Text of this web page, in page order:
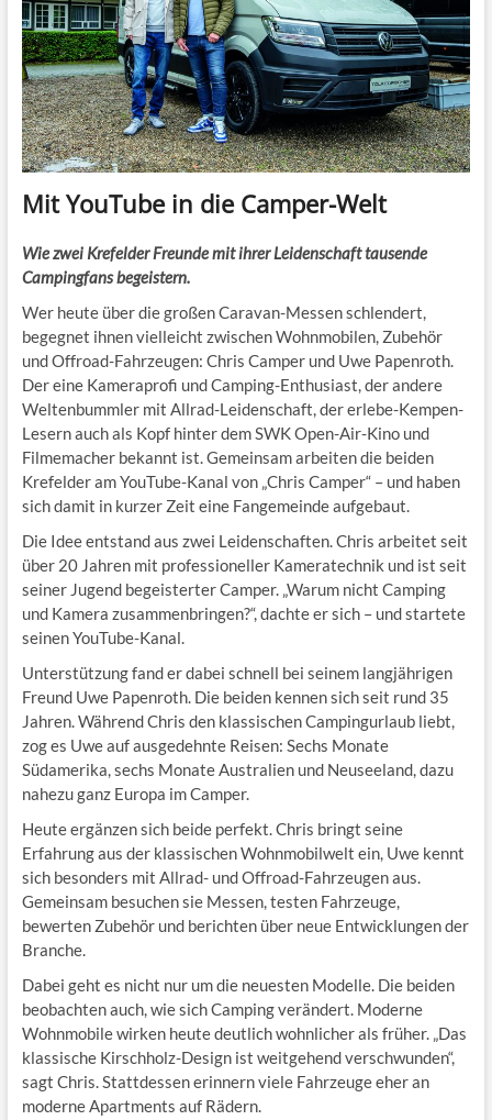
Mit YouTube in die Camper-Welt
Wie zwei Krefelder Freunde mit ihrer Leidenschaft tausende
Campingfans begeistern.
Wer heute über die großen Caravan-Messen schlendert,
begegnet ihnen vielleicht zwischen Wohnmobilen, Zubehör
und Offroad-Fahrzeugen: Chris Camper und Uwe Papenroth.
Der eine Kameraprofi und Camping-Enthusiast, der andere
Weltenbummler mit Allrad-Leidenschaft, der erlebe-Kempen-
Lesern auch als Kopf hinter dem SWK Open-Air-Kino und
Filmemacher bekannt ist. Gemeinsam arbeiten die beiden
Krefelder am YouTube-Kanal von „Chris Camper“ – und haben
sich damit in kurzer Zeit eine Fangemeinde aufgebaut.
Die Idee entstand aus zwei Leidenschaften. Chris arbeitet seit
über 20 Jahren mit professioneller Kameratechnik und ist seit
seiner Jugend begeisterter Camper. „Warum nicht Camping
und Kamera zusammenbringen?“, dachte er sich – und startete
seinen YouTube-Kanal.
Unterstützung fand er dabei schnell bei seinem langjährigen
Freund Uwe Papenroth. Die beiden kennen sich seit rund 35
Jahren. Während Chris den klassischen Campingurlaub liebt,
zog es Uwe auf ausgedehnte Reisen: Sechs Monate
Südamerika, sechs Monate Australien und Neuseeland, dazu
nahezu ganz Europa im Camper.
Heute ergänzen sich beide perfekt. Chris bringt seine
Erfahrung aus der klassischen Wohnmobilwelt ein, Uwe kennt
sich besonders mit Allrad- und Offroad-Fahrzeugen aus.
Gemeinsam besuchen sie Messen, testen Fahrzeuge,
bewerten Zubehör und berichten über neue Entwicklungen der
Branche.
Dabei geht es nicht nur um die neuesten Modelle. Die beiden
beobachten auch, wie sich Camping verändert. Moderne
Wohnmobile wirken heute deutlich wohnlicher als früher. „Das
klassische Kirschholz-Design ist weitgehend verschwunden“,
sagt Chris. Stattdessen erinnern viele Fahrzeuge eher an
moderne Apartments auf Rädern.